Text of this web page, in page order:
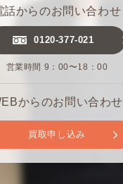
話からのお問い合わせ
0120-377-021
営業時間 9：00〜18：00
からのお問い合わせ
買取申し込み